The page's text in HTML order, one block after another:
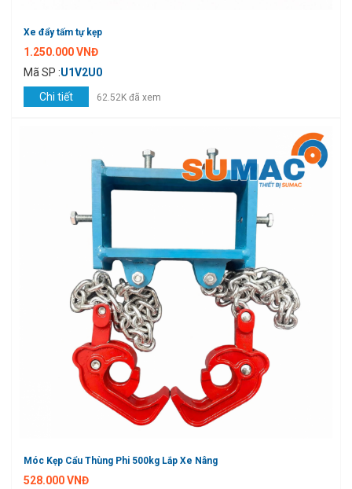
Xe đẩy tấm tự kẹp
1.250.000 VNĐ
Mã SP :U1V2U0
Chi tiết
62.52K đã xem
Móc Kẹp Cẩu Thùng Phi 500kg Lắp Xe Nâng
528.000 VNĐ